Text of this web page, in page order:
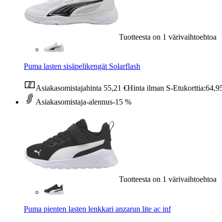
Tuotteesta on 1 värivaihtoehtoa
Puma lasten sisäpelikengät Solarflash
Asiakasomistajahinta 55,21 €Hinta ilman S-Etukorttia:
Asiakasomistaja-alennus-15 %
Tuotteesta on 1 värivaihtoehtoa
Puma pienten lasten lenkkari anzarun lite ac inf